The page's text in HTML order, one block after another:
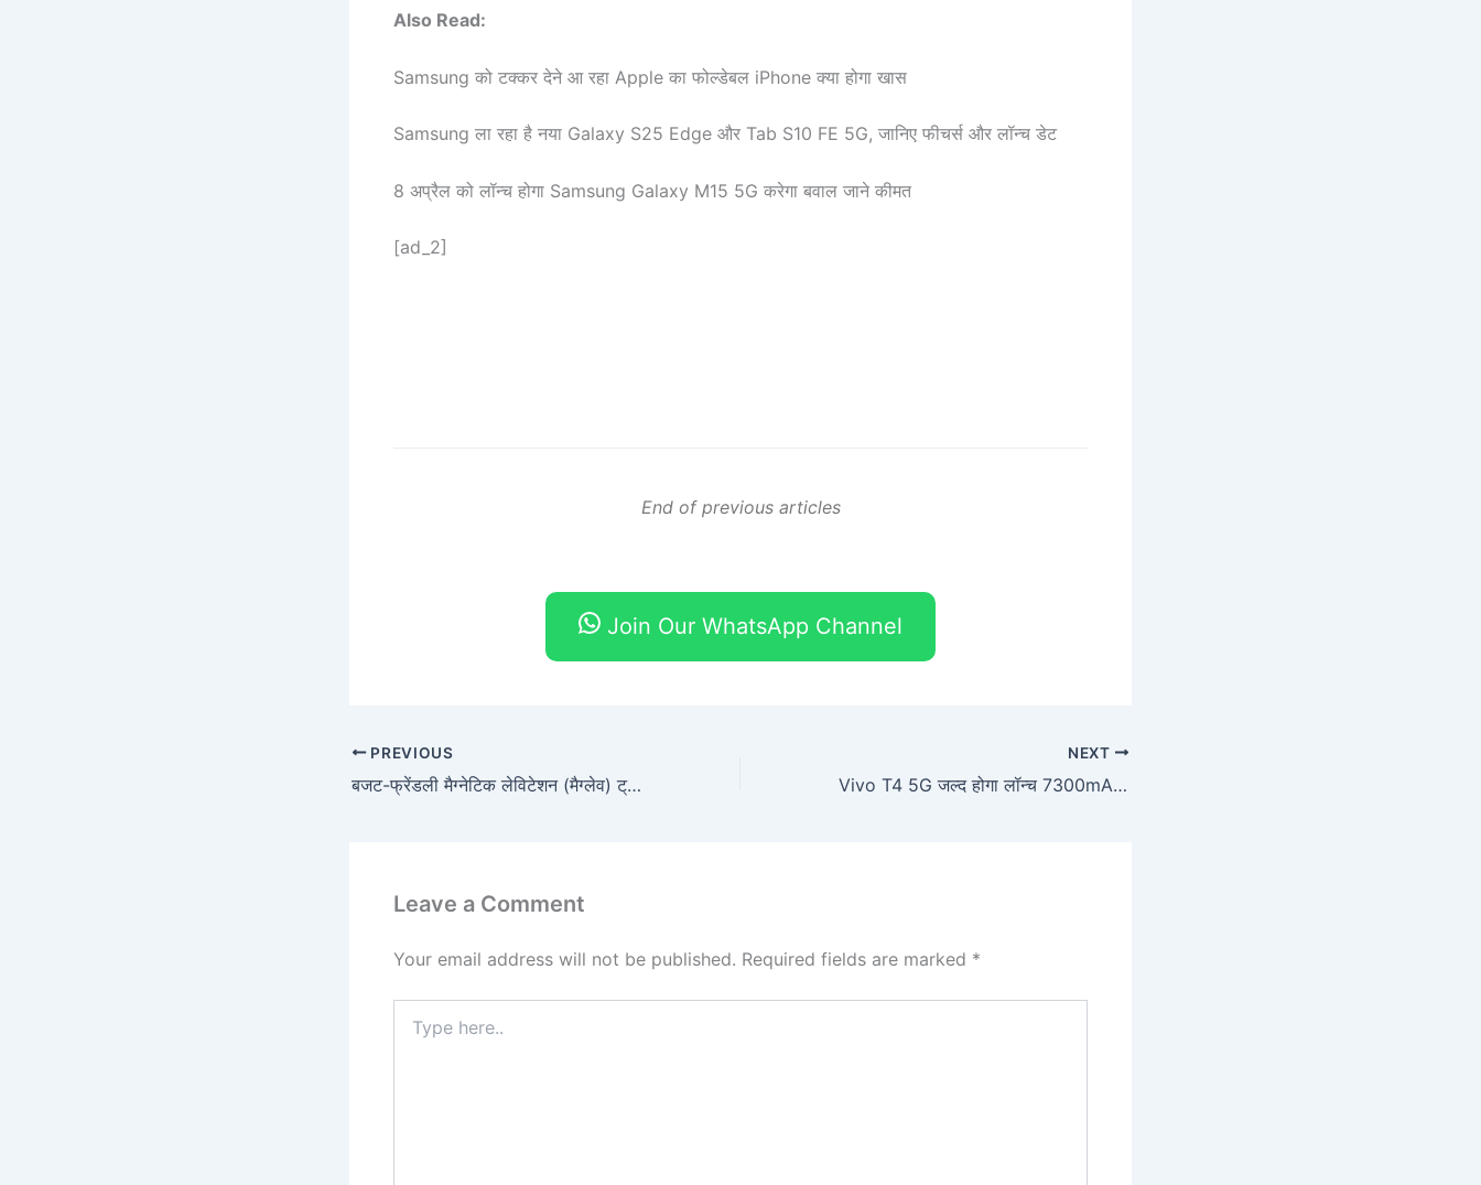
Also Read:
Samsung को टक्कर देने आ रहा Apple का फोल्डेबल iPhone क्या होगा खास
Samsung ला रहा है नया Galaxy S25 Edge और Tab S10 FE 5G, जानिए फीचर्स और लॉन्च डेट
8 अप्रैल को लॉन्च होगा Samsung Galaxy M15 5G करेगा बवाल जाने कीमत
[ad_2]
End of previous articles
Join Our WhatsApp Channel
PREVIOUS
बजट-फ्रेंडली मैग्नेटिक लेविटेशन (मैग्लेव) ट्रेन मॉडल कैसे बनाएं
NEXT
Vivo T4 5G जल्द होगा लॉन्च 7300mAh बैटरी, 12GB RAM और दमदार कैमरा के साथ
Leave a Comment
Your email address will not be published. Required fields are marked *
here..